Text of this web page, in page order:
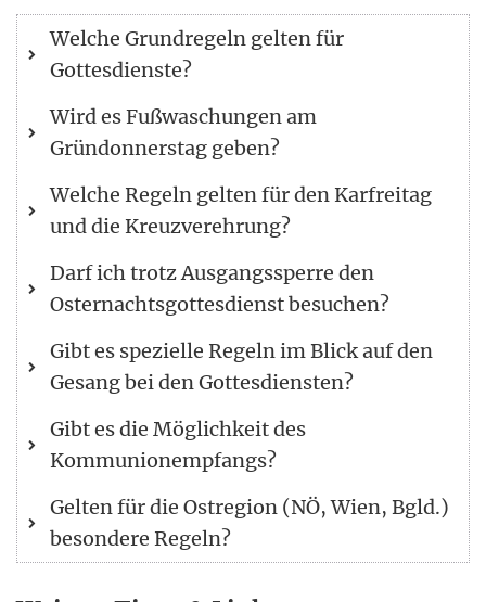
Welche Grundregeln gelten für
Gottesdienste?
Wird es Fußwaschungen am
Gründonnerstag geben?
Welche Regeln gelten für den Karfreitag
und die Kreuzverehrung?
Darf ich trotz Ausgangssperre den
Osternachtsgottesdienst besuchen?
Gibt es spezielle Regeln im Blick auf den
Gesang bei den Gottesdiensten?
Gibt es die Möglichkeit des
Kommunionempfangs?
Gelten für die Ostregion (NÖ, Wien, Bgld.)
besondere Regeln?